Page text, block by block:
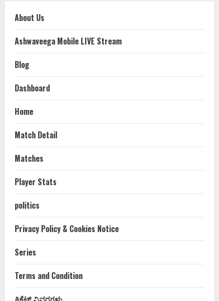
About Us
Ashwaveega Mobile LIVE Stream
Blog
Dashboard
Home
Match Detail
Matches
Player Stats
politics
Privacy Policy & Cookies Notice
Series
Terms and Condition